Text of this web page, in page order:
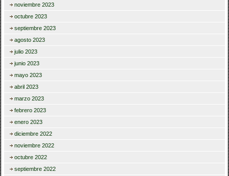
noviembre 2023
octubre 2023
septiembre 2023
agosto 2023
julio 2023
junio 2023
mayo 2023
abril 2023
marzo 2023
febrero 2023
enero 2023
diciembre 2022
noviembre 2022
octubre 2022
septiembre 2022